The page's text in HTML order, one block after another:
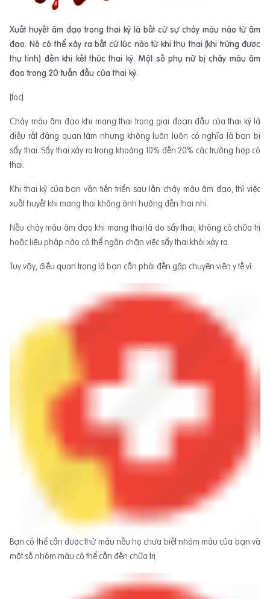
Xuất huyết âm đạo trong thai kỳ là bất cứ sự chảy máu nào từ âm
đạo. Nó có thể xảy ra bất cứ lúc nào từ khi thụ thai (khi trứng được
thụ tinh) đến khi kết thúc thai kỳ. Một số phụ nữ bị chảy máu âm
đạo trong 20 tuần đầu của thai kỳ.
[toc]
Chảy máu âm đạo khi mang thai trong giai đoạn đầu của thai kỳ là
điều rất đáng quan tâm nhưng không luôn luôn có nghĩa là bạn bị
sẩy thai. Sẩy thai xảy ra trong khoảng 10% đến 20% các trường hợp có
thai.
Khi thai kỳ của bạn vẫn tiến triển sau lần chảy máu âm đạo, thì việc
xuất huyết khi mang thai không ảnh hưởng đến thai nhi.
Nếu chảy máu âm đạo khi mang thai là do sẩy thai, không có chữa trị
hoặc liệu pháp nào có thể ngăn chận việc sẩy thai khỏi xảy ra.
Tuy vậy, điều quan trọng là bạn cần phải đến gặp chuyên viên y tế vì:
Bạn có thể cần được thử máu nếu họ chưa biết nhóm máu của bạn và
một số nhóm máu có thể cần đến chữa trị